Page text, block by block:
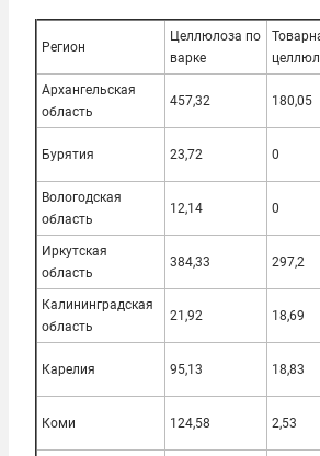
Регион
Целлюлоза по
варке
Архангельская
область
457,32 180,05
Бурятия 23,72 0
Вологодская
область
12,14 0
Иркутская
область
384,33 297,2
Калининградская
область
21,92 18,69
Карелия 95,13 18,83
Коми 124,58 2,53